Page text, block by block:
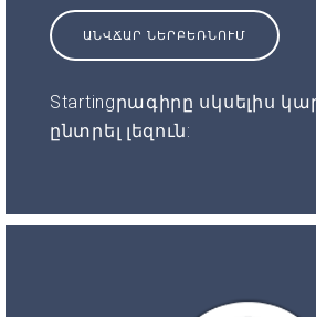
ԱՆՎՃԱՐ ՆԵՐԲԵՌՆՈՒՄ
Startingրագիրը սկսելիս
ընտրել լեզուն: